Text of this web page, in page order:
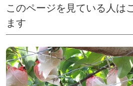
このページを見ている人は
ます